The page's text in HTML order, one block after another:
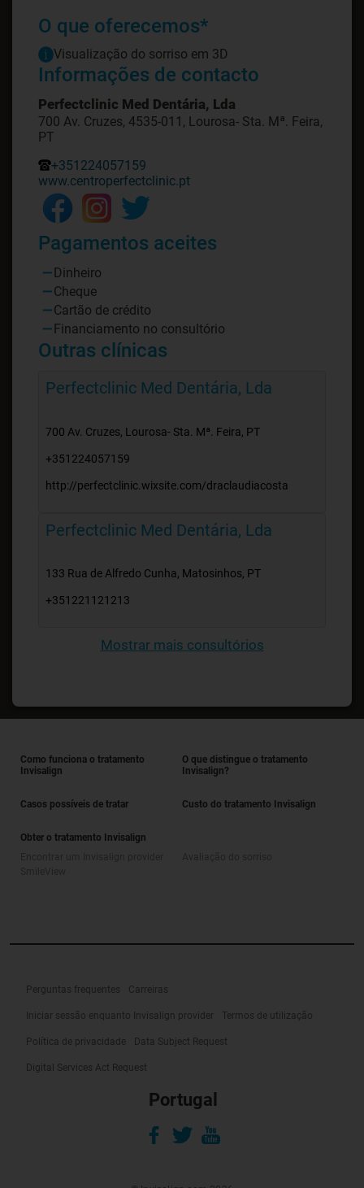
O que oferecemos*
Visualização do sorriso em 3D
Informações de contacto
Perfectclinic Med Dentária, Lda
700 Av. Cruzes, 4535-011, Lourosa- Sta. Mª. Feira,
PT
+351224057159
www.centroperfectclinic.pt
Pagamentos aceites
Dinheiro
Cheque
Cartão de crédito
Financiamento no consultório
Outras clínicas
Perfectclinic Med Dentária, Lda
700 Av. Cruzes, Lourosa- Sta. Mª. Feira, PT
+351224057159
http://perfectclinic.wixsite.com/draclaudiacosta
Perfectclinic Med Dentária, Lda
133 Rua de Alfredo Cunha, Matosinhos, PT
+351221121213
Mostrar mais consultórios
Como funciona o tratamento
Invisalign
O que distingue o tratamento
Invisalign?
Casos possíveis de tratar Custo do tratamento Invisalign
Obter o tratamento Invisalign
Perguntas frequentes Carreiras
Iniciar sessão enquanto Invisalign provider Termos de utilização
Política de privacidade Data Subject Request
Digital Services Act Request
Portugal